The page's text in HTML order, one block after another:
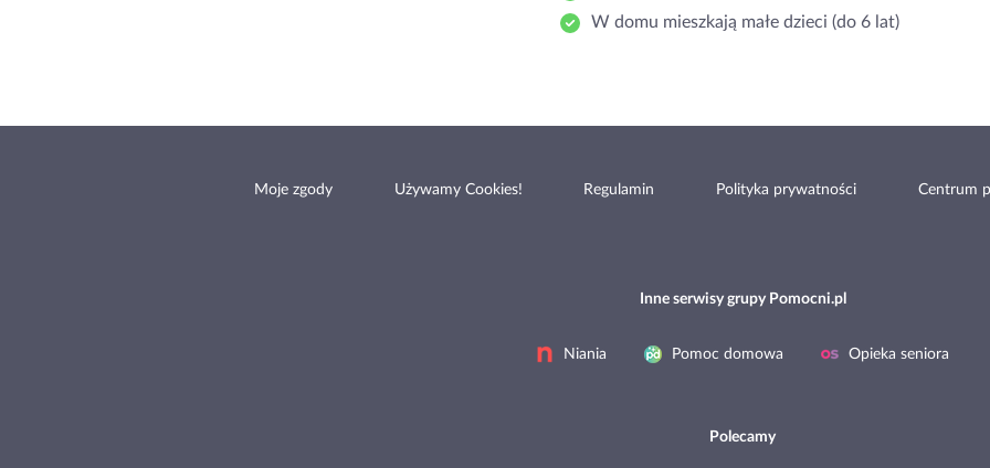
W domu mieszkają małe dzieci (do 6 lat)
Moje zgody Używamy Cookies! Regulamin Polityka prywatności Centrum
Inne serwisy grupy Pomocni.pl
Niania Pomoc domowa Opieka seniora
Polecamy